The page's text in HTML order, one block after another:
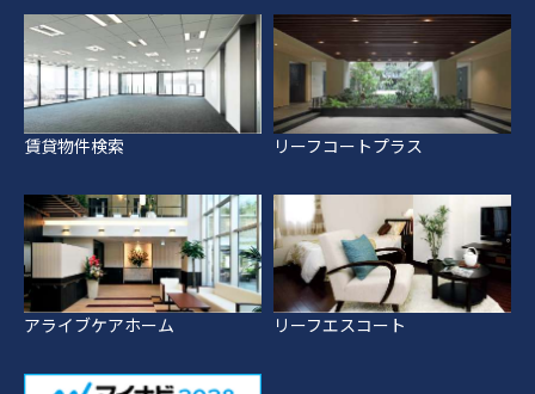
賃貸物件検索 リーフコートプラス
アライブケアホーム リーフエスコート